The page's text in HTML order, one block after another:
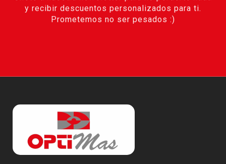
y recibir descuentos personalizados para ti.
Prometemos no ser pesados :)